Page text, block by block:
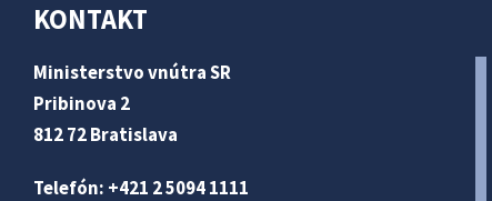
KONTAKT
Ministerstvo vnútra SR
Pribinova 2
812 72 Bratislava
Telefón: +421 2 5094 1111